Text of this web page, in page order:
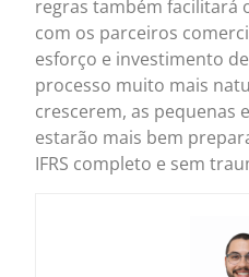
regras também facilitará
com os parceiros
esforço e investimento
processo muito mais
crescerem, as pequenas
estarão mais bem
IFRS completo e sem